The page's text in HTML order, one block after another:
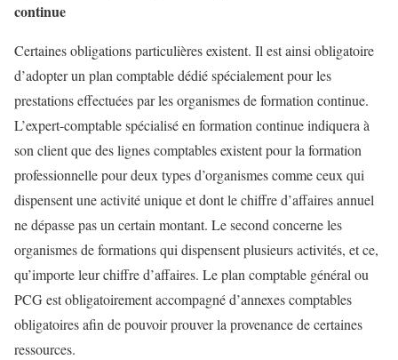
continue
Certaines obligations particulières existent. Il est ainsi obligatoire
d’adopter un plan comptable dédié spécialement pour les
prestations effectuées par les organismes de formation continue.
L’expert-comptable spécialisé en formation continue indiquera à
son client que des lignes comptables existent pour la formation
professionnelle pour deux types d’organismes comme ceux qui
dispensent une activité unique et dont le chiffre d’affaires annuel
ne dépasse pas un certain montant. Le second concerne les
organismes de formations qui dispensent plusieurs activités, et ce,
qu’importe leur chiffre d’affaires. Le plan comptable général ou
PCG est obligatoirement accompagné d’annexes comptables
obligatoires afin de pouvoir prouver la provenance de certaines
ressources.